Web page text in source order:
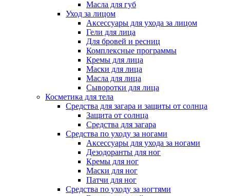
Масла для губ
Уход за лицом
Аксессуары для ухода за лицом
Гели для лица
Для бровей и ресниц
Комплексные программы
Кремы для лица
Маски для лица
Масла для лица
Сыворотки для лица
Косметика для тела
Средства для загара и защиты от солнца
Защита от солнца
Средства для загара
Средства по уходу за ногами
Аксессуары для ухода за ногами
Дезодоранты для ног
Кремы для ног
Маски для ног
Патчи для ног
Средства по уходу за ногтями